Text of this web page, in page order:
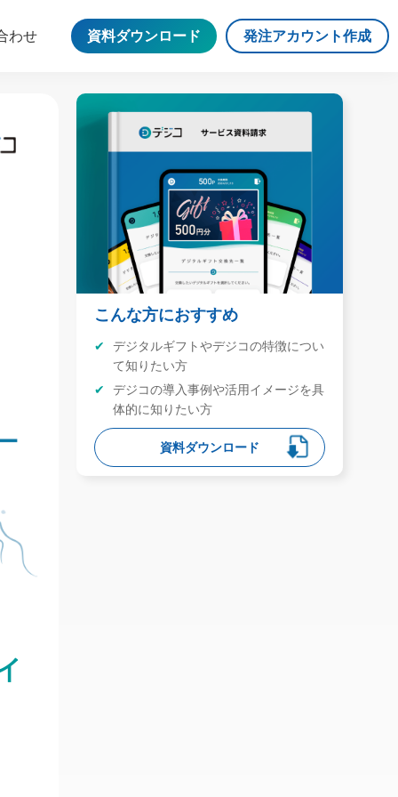
わせ 資料ダウンロード 発注アカウント作成
こんな方におすすめ
デジタルギフトやデジコの特徴につい
て知りたい方
デジコの導入事例や活用イメージを具
体的に知りたい方
資料ダウンロード